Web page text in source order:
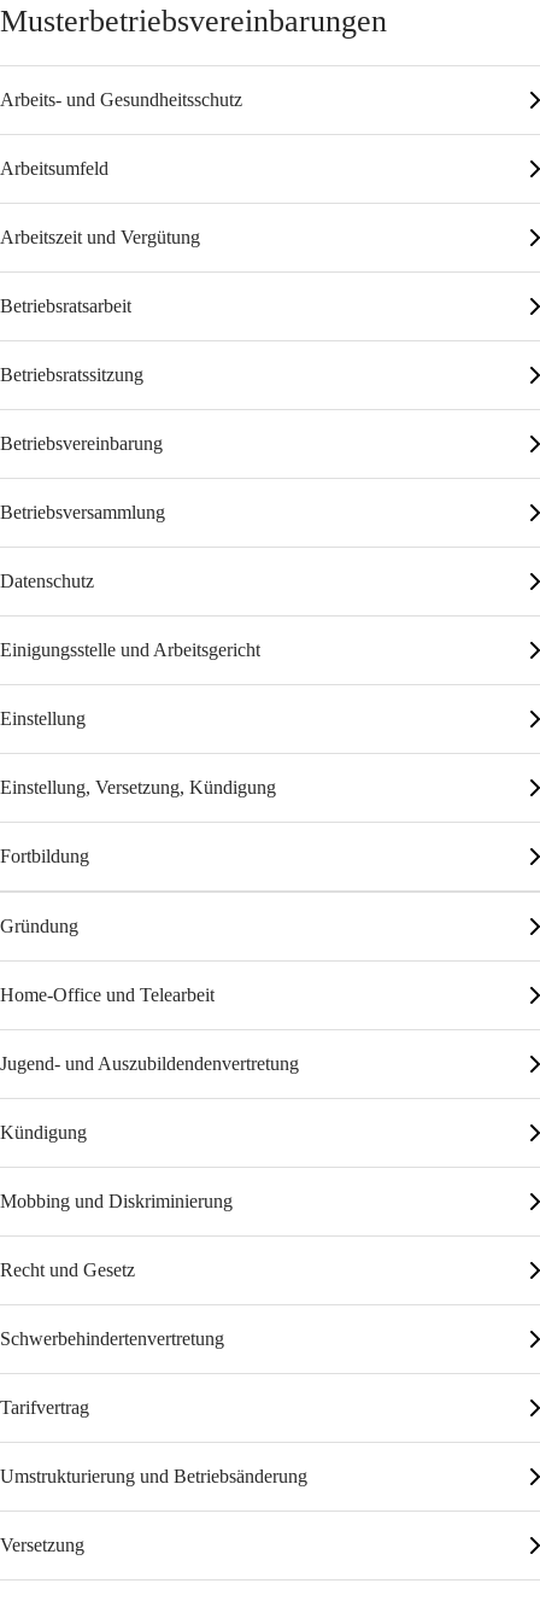
Musterbetriebsvereinbarungen
Arbeits- und Gesundheitsschutz
Arbeitsumfeld
Arbeitszeit und Vergütung
Betriebsratsarbeit
Betriebsratssitzung
Betriebsvereinbarung
Betriebsversammlung
Datenschutz
Einigungsstelle und Arbeitsgericht
Einstellung
Einstellung, Versetzung, Kündigung
Fortbildung
Gründung
Home-Office und Telearbeit
Jugend- und Auszubildendenvertretung
Kündigung
Mobbing und Diskriminierung
Recht und Gesetz
Schwerbehindertenvertretung
Tarifvertrag
Umstrukturierung und Betriebsänderung
Versetzung